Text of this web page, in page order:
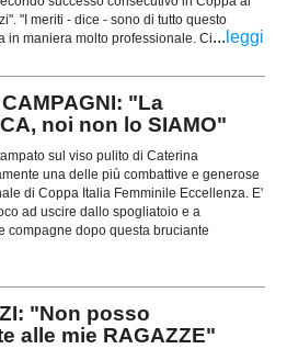
"I meriti - dice - sono di tutto questo
in maniera molto professionale. Ci... leggi
"La
noi non lo SIAMO"
sul viso pulito di Caterina
una delle più combattive e generose
di Coppa Italia Femminile Eccellenza. E'
ad uscire dallo spogliatoio e a
compagne dopo questa bruciante
"Non posso
alle mie RAGAZZE"